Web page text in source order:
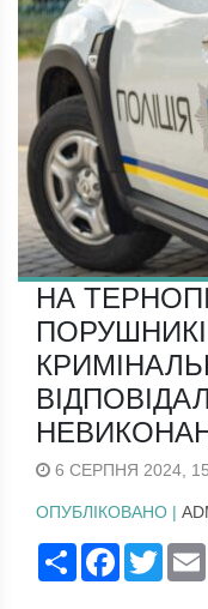
НА
6 СЕРПНЯ 2024,
ОПУБЛІКОВАНО |
ПоширитиFacebook